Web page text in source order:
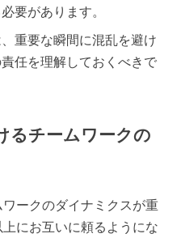
要があります。
重要な瞬間に混乱を避け
任を理解しておくべきで
るチームワークの
ークのダイナミクスが重
にお互いに頼るようにな